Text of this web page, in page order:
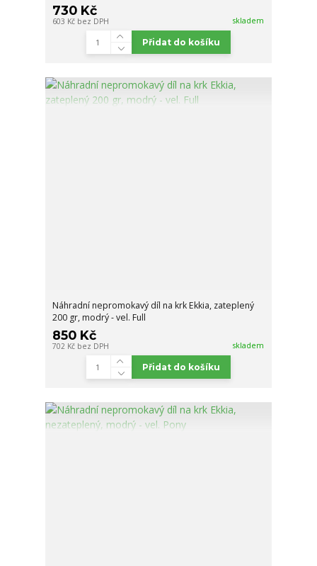
730 Kč
603 Kč bez DPH skladem
Přidat do košíku
Náhradní nepromokavý díl na krk Ekkia, zateplený
200 gr, modrý - vel. Full
850 Kč
702 Kč bez DPH skladem
Přidat do košíku